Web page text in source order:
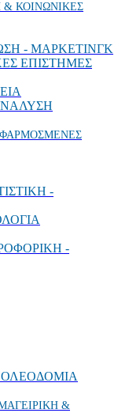
ΚΟΙΝΩΝΙΚΕΣ
- ΜΑΡΚΕΤΙΝΓΚ
ΕΠΙΣΤΗΜΕΣ
-
-
&